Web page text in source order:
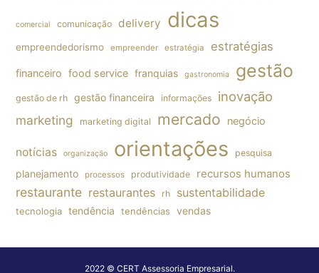
comercial comunicação delivery dicas
empreendedorismo empreender estratégia estratégias
financeiro food service franquias gastronomia gestão
gestão de rh gestão financeira informações inovação
marketing marketing digital mercado negócio
notícias organização orientações pesquisa
planejamento processos produtividade recursos humanos
restaurante restaurantes rh sustentabilidade
tecnologia tendência tendências vendas
2022 © CERT Assessoria Empresarial.